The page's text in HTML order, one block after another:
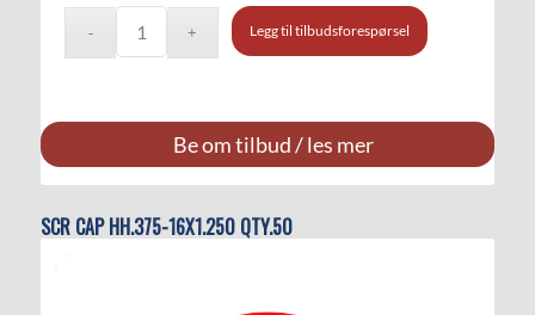
Legg til tilbudsforespørsel
Be om tilbud / les mer
SCR CAP HH.375-16X1.250 QTY.50